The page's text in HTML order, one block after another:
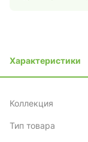
Характеристики
Коллекция
Тип товара